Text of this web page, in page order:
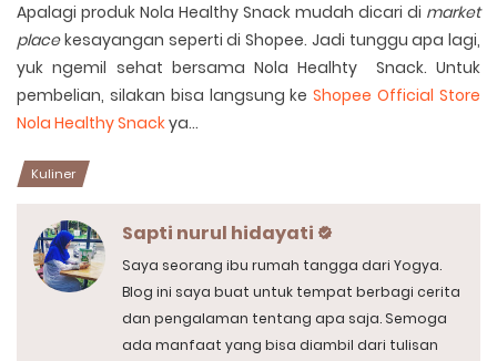
Apalagi produk Nola Healthy Snack mudah dicari di market
placekesayangan seperti di Shopee. Jadi tunggu apa lagi,
yuk ngemil sehat bersama Nola Healhty Snack. Untuk
pembelian, silakan bisa langsung keShopee Official Store
Nola Healthy Snackya...
Kuliner
Sapti nurul hidayati
Saya seorang ibu rumah tangga dari Yogya.
Blog ini saya buat untuk tempat berbagi cerita
dan pengalaman tentang apa saja. Semoga
ada manfaat yang bisa diambil dari tulisan